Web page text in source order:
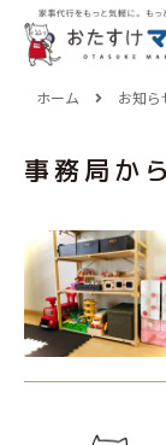
ホーム お知ら
事務局か